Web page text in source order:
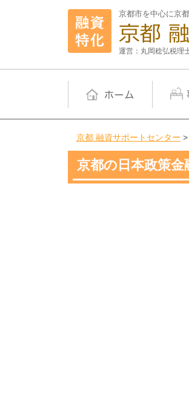
京都市を中心に京
運営：丸岡稔弘税理
京都 融資サポートセンター >
京都の日本政策